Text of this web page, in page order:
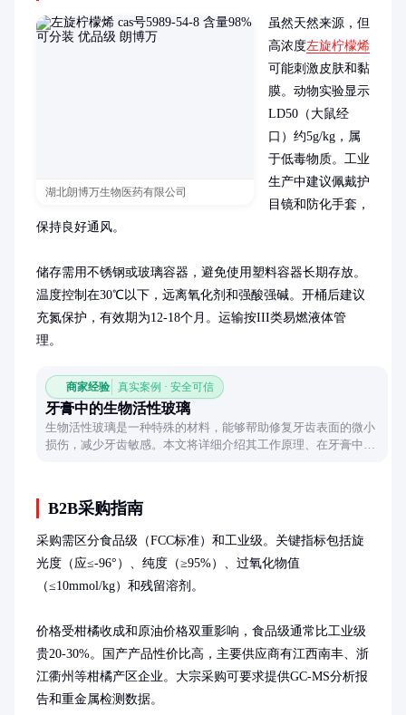
湖北朗博万生物医药有限公司
虽然天然来源，但
高浓度左旋柠檬烯
可能刺激皮肤和黏
膜。动物实验显示
LD50（大鼠经
口）约5g/kg，属
于低毒物质。工业
生产中建议佩戴护
目镜和防化手套，
保持良好通风。
储存需用不锈钢或玻璃容器，避免使用塑料容器长期存放。
温度控制在30℃以下，远离氧化剂和强酸强碱。开桶后建议
充氮保护，有效期为12-18个月。运输按III类易燃液体管
理。
商家经验 真实案例 · 安全可信
牙膏中的生物活性玻璃
生物活性玻璃是一种特殊的材料，能够帮助修复牙齿表面的微小
损伤，减少牙齿敏感。本文将详细介绍其工作原理、在牙膏中的
B2B采购指南
采购需区分食品级（FCC标准）和工业级。关键指标包括旋
光度（应≤-96°）、纯度（≥95%）、过氧化物值
（≤10mmol/kg）和残留溶剂。
价格受柑橘收成和原油价格双重影响，食品级通常比工业级
贵20-30%。国产产品性价比高，主要供应商有江西南丰、浙
江衢州等柑橘产区企业。大宗采购可要求提供GC-MS分析报
告和重金属检测数据。